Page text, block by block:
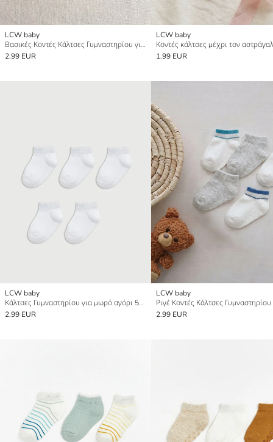
LCW baby
Βασικές Κοντές Κάλτσες Γυμναστηρίου για μωρό αγόρι 5-Τεμάχια
2.99 EUR
LCW baby
1.99 EUR
LCW baby
Κάλτσες Γυμναστηρίου για μωρό αγόρι 5άδα
2.99 EUR
LCW baby
2.99 EUR